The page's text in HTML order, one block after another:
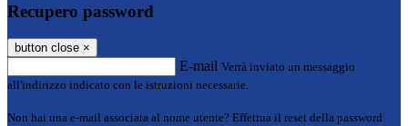
Recupero password
button close ×
E-mail Verrà inviato un messaggio
all'indirizzo indicato con le istruzioni necessarie.
Non hai una e-mail associata al nome utente? Effettua il reset della password